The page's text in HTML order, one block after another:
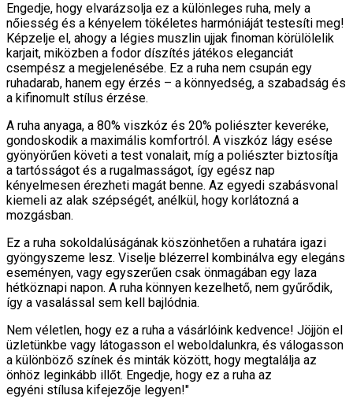
Engedje, hogy elvarázsolja ez a különleges ruha, mely a
nőiesség és a kényelem tökéletes harmóniáját testesíti meg!
Képzelje el, ahogy a légies muszlin ujjak finoman körülölelik
karjait, miközben a fodor díszítés játékos eleganciát
csempész a megjelenésébe. Ez a ruha nem csupán egy
ruhadarab, hanem egy érzés – a könnyedség, a szabadság és
a kifinomult stílus érzése.
A ruha anyaga, a 80% viszkóz és 20% poliészter keveréke,
gondoskodik a maximális komfortról. A viszkóz lágy esése
gyönyörűen követi a test vonalait, míg a poliészter biztosítja
a tartósságot és a rugalmasságot, így egész nap
kényelmesen érezheti magát benne. Az egyedi szabásvonal
kiemeli az alak szépségét, anélkül, hogy korlátozná a
mozgásban.
Ez a ruha sokoldalúságának köszönhetően a ruhatára igazi
gyöngyszeme lesz. Viselje blézerrel kombinálva egy elegáns
eseményen, vagy egyszerűen csak önmagában egy laza
hétköznapi napon. A ruha könnyen kezelhető, nem gyűrődik,
így a vasalással sem kell bajlódnia.
Nem véletlen, hogy ez a ruha a vásárlóink kedvence! Jöjjön el
üzletünkbe vagy látogasson el weboldalunkra, és válogasson
a különböző színek és minták között, hogy megtalálja az
önhöz leginkább illőt. Engedje, hogy ez a ruha az
egyéni stílusa kifejezője legyen!"